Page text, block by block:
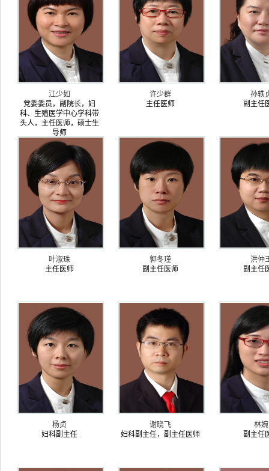
江少如
党委委员，副院长，妇
科、生殖医学中心学科带
头人，主任医师，硕士生
导师
许少群
主任医师
孙轶
副主任
叶淑珠
主任医师
郭冬瑾
副主任医师
洪仲
副主任
杨贞
妇科副主任
谢晓飞
妇科副主任，副主任医师
林婉
副主任